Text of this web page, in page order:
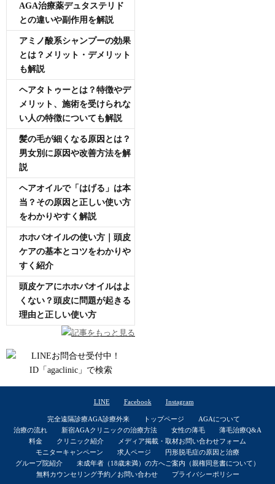
AGA治療薬デュタステリド
との違いや副作用を解説
アミノ酸系シャンプーの効果
とは？メリット・デメリット
も解説
ヘアタトゥーとは？特徴やデ
メリット、施術を受けられな
い人の特徴についても解説
髪の毛が細くなる原因とは？
男女別に原因や改善方法を解
説
ヘアオイルで「はげる」は本
当？その原因と正しい使い方
をわかりやすく解説
ホホバオイルの使い方｜頭皮
ケアの基本とコツをわかりや
すく紹介
頭皮ケアにホホバオイルはよ
くない？頭皮に問題が起きる
理由と正しい使い方
記事をもっと見る
LINE Facebook Instagram
完全遠隔診療AGA診療外来 トップページ
AGAについて
治療の流れ
新宿AGAクリニックの治療方法 女性の薄毛
薄毛治療Q&A
料金
クリニック紹介
メディア掲載・取材お問い合わせフォーム
モニターキャンペーン
求人ページ
円形脱毛症の原因と治療
グループ院紹介
未成年者（18歳未満）の方へご案内（親権同意書について）
無料カウンセリング予約／お問い合わせ
プライバシーポリシー